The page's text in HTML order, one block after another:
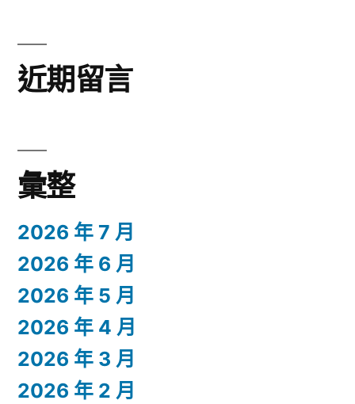
近期留言
彙整
2026 年 7 月
2026 年 6 月
2026 年 5 月
2026 年 4 月
2026 年 3 月
2026 年 2 月